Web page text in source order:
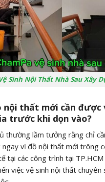
Sinh Nội Thất Nhà Sau Xây
nội thất mới cần được
trước khi dọn vào?
thường lầm tưởng rằng chỉ
vì đồ nội thất mới trông
tại các công trình tại
việc vệ sinh nội thất